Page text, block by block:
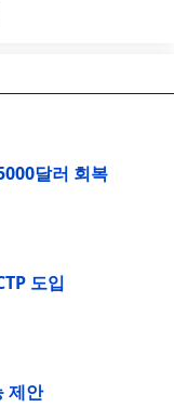
달러 회복
도입
제안